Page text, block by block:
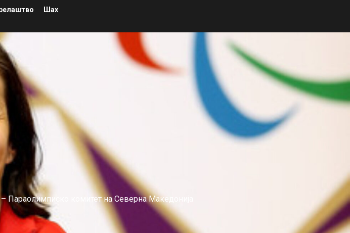
Шах
Параолимписко комитет на Северна Македонија